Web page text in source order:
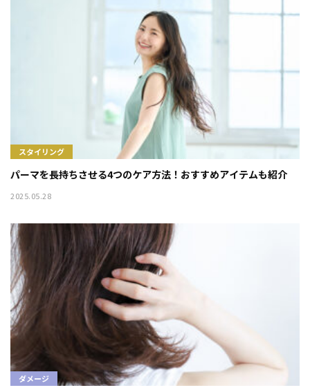
スタイリング
パーマを長持ちさせる4つのケア方法！おすすめアイテムも紹介
2025.05.28
ダメージ